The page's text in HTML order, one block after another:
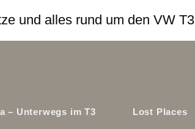
und alles rund um den VW T3
– Unterwegs im T3 Lost Places